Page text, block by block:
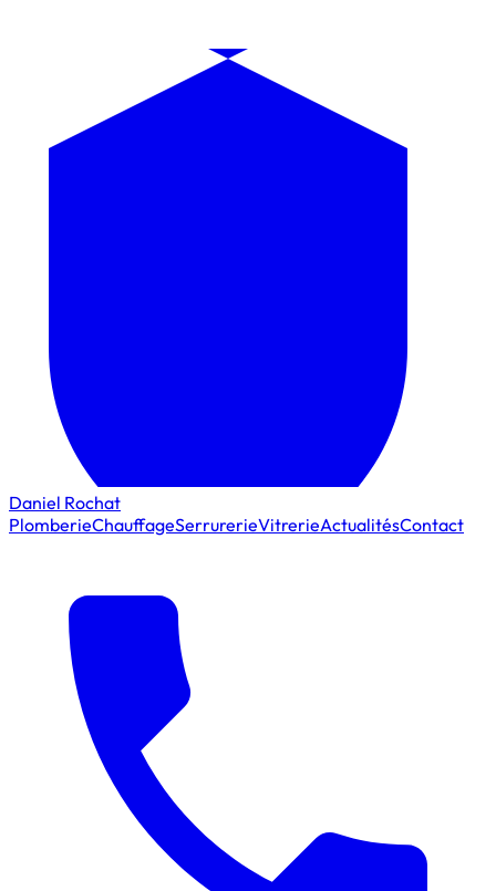
Daniel Rochat
PlomberieChauffageSerrurerieVitrerieActualitésContact